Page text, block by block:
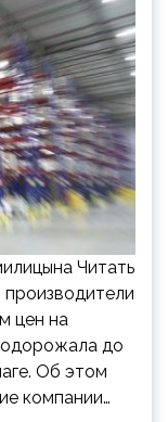
Читать
производители
цен на
до
Об этом
компании…